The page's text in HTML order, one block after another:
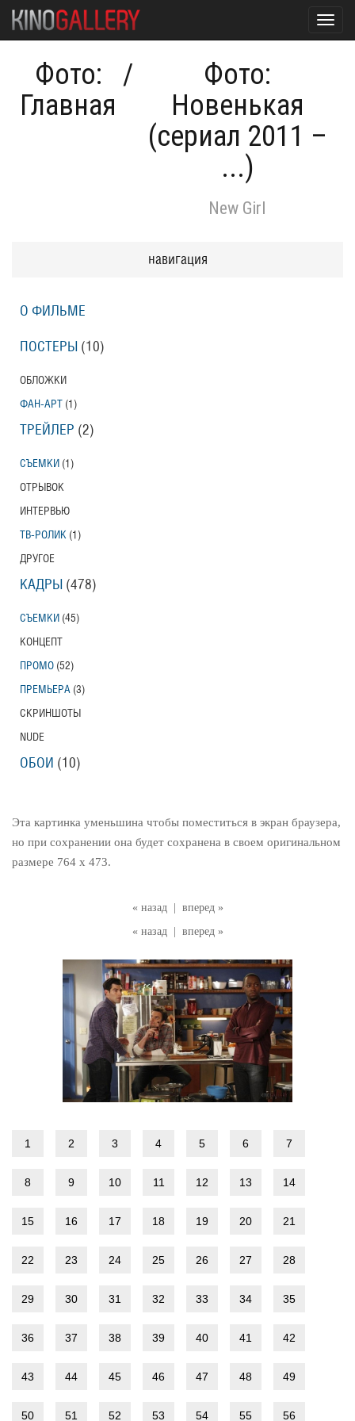
Фото:
Главная
/
Фото:
Новенькая
(сериал 2011 –
...)
New Girl
« назад
вперед »
« назад
вперед »
Эта картинка уменьшина чтобы поместиться в экран браузера,
но при сохранении она будет сохранена в своем оригинальном
размере 764 x 473.
1 2 3 4 5 6 7
8 9 10 11 12 13 14
15 16 17 18 19 20 21
22 23 24 25 26 27 28
29 30 31 32 33 34 35
36 37 38 39 40 41 42
43 44 45 46 47 48 49
50 51 52 53 54 55 56
навигация
О ФИЛЬМЕ
ПОСТЕРЫ (10)
ОБЛОЖКИ
ФАН-АРТ (1)
ТРЕЙЛЕР (2)
СЪЕМКИ (1)
ОТРЫВОК
ИНТЕРВЬЮ
ТВ-РОЛИК (1)
ДРУГОЕ
КАДРЫ (478)
СЪЕМКИ (45)
КОНЦЕПТ
ПРОМО (52)
ПРЕМЬЕРА (3)
СКРИНШОТЫ
NUDE
ОБОИ (10)